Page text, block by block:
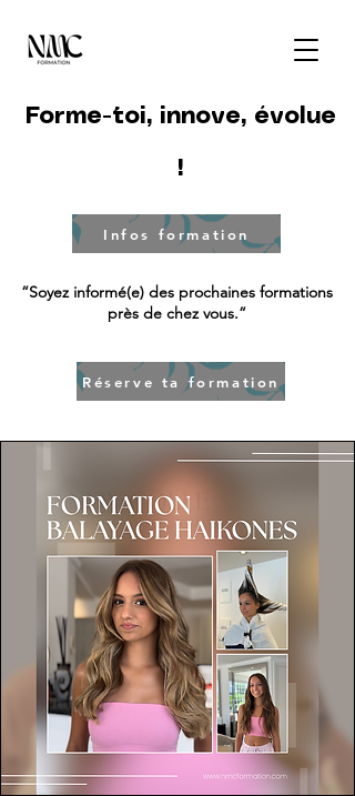
Forme-toi, innove, évolue
!
“Soyez informé(e) des prochaines formations
près de chez vous.”
Infos formation
Réserve ta formation